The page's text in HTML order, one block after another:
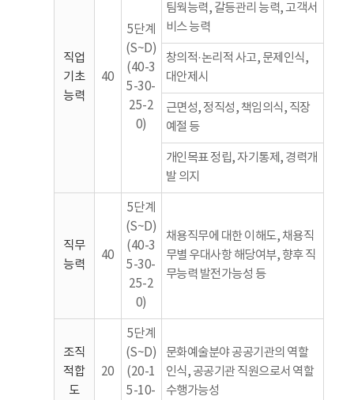
직업
기초
능력
40
5단계
(S~D)
(40-3
5-30-
25-2
0)
팀웍능력, 갈등관리 능력, 고객서
비스 능력
창의적·논리적 사고, 문제인식,
대안제시
근면성, 정직성, 책임의식, 직장
예절 등
개인목표 정립, 자기통제, 경력개
발 의지
직무
능력
40
5단계
(S~D)
(40-3
5-30-
25-2
0)
채용직무에 대한 이해도, 채용직
무별 우대사항 해당여부, 향후 직
무능력 발전가능성 등
조직
적합
도
20
5단계
(S~D)
(20-1
5-10-
문화예술분야 공공기관의 역할
인식, 공공기관 직원으로서 역할
수행가능성